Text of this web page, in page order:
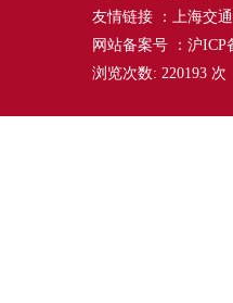
友情链接 ： 上海交
网站备案号 ：沪ICP
浏览次数: 220193 次